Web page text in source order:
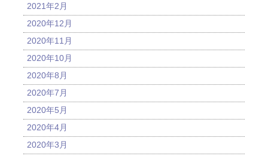
2021年2月
2020年12月
2020年11月
2020年10月
2020年8月
2020年7月
2020年5月
2020年4月
2020年3月